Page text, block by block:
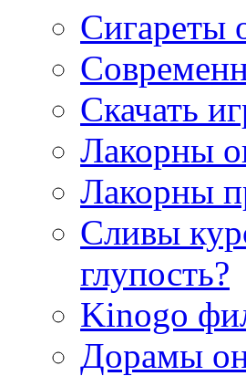
Сигареты
Скачать
Лакорны
Лакорны
Сливы
глупость?
Kinogo
Дорамы